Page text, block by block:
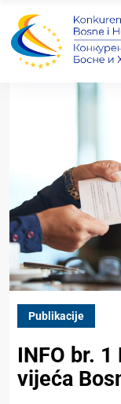
Publikacije
INFO br.
vijeća